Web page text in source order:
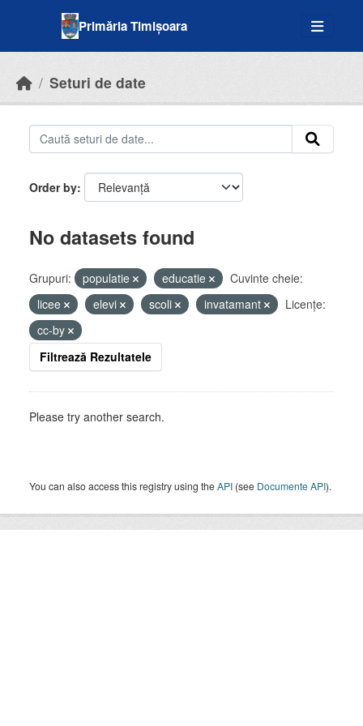
Primăria Timișoara
Seturi de date
Order by
No datasets found
Grupuri: populatie educatie
Cuvinte cheie:
licee
elevi scoli invatamant
Licenţe:
cc-by
Filtrează Rezultatele
Please try another search.
You can also access this registry using theAPI (see Documente API).